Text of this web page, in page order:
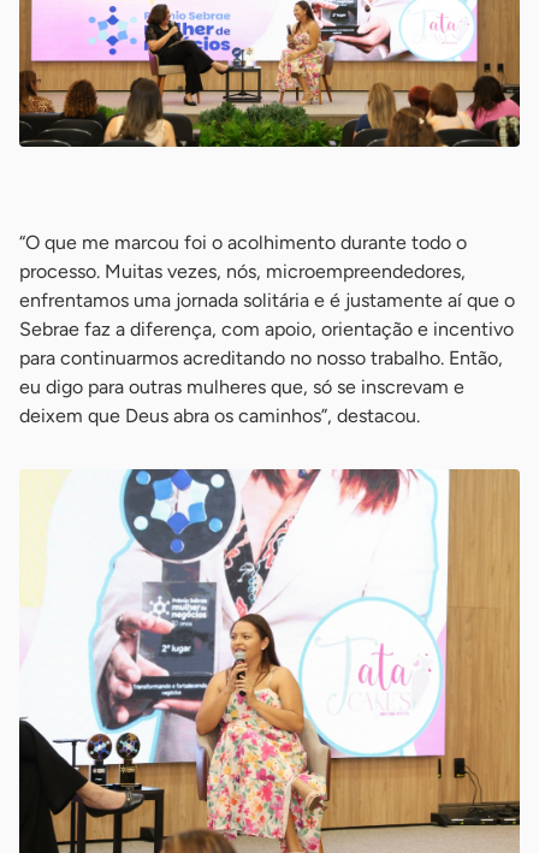
“O que me marcou foi o acolhimento durante todo o
processo. Muitas vezes, nós, microempreendedores,
enfrentamos uma jornada solitária e é justamente aí que o
Sebrae faz a diferença, com apoio, orientação e incentivo
para continuarmos acreditando no nosso trabalho. Então,
eu digo para outras mulheres que, só se inscrevam e
deixem que Deus abra os caminhos”, destacou.